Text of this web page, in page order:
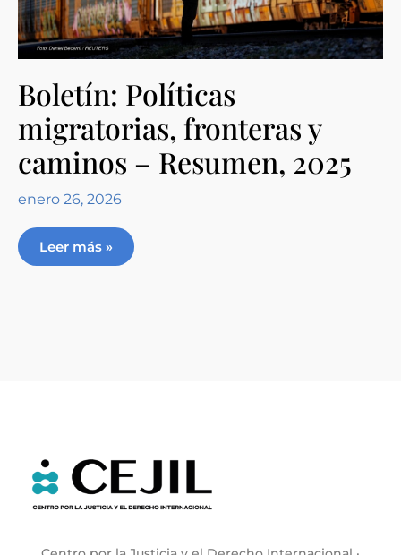
Boletín: Políticas
migratorias, fronteras y
caminos – Resumen, 2025
enero 26, 2026
Leer más »